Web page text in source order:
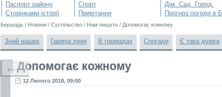
Паспорт району
Сторінками історії
Спорт
Привітання
Дім. Сад. Город.
Прогноз погоди в
Бершадь / Новини / Суспільство / Нам пишуть / Допомогає кожному
Знай наших Гаряча лінія В громадах Спогади Є така думка
Допомогає кожному
12 Лютого 2018, 09:00
←